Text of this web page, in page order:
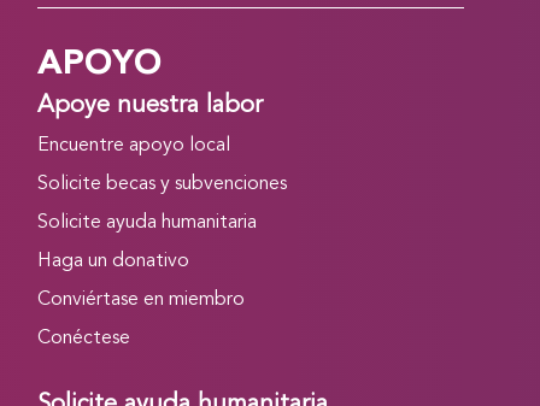
APOYO
Apoye nuestra labor
Encuentre apoyo local
Solicite becas y subvenciones
Solicite ayuda humanitaria
Haga un donativo
Conviértase en miembro
Conéctese